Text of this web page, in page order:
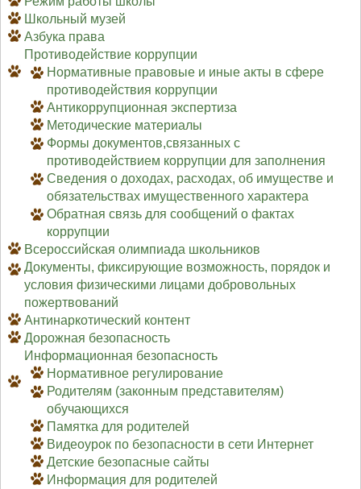
Школьный музей
Азбука права
Противодействие коррупции
Нормативные правовые и иные акты в сфере
противодействия коррупции
Антикоррупционная экспертиза
Методические материалы
Формы документов,связанных с
противодействием коррупции для заполнения
Сведения о доходах, расходах, об имуществе и
обязательствах имущественного характера
Обратная связь для сообщений о фактах
коррупции
Всероссийская олимпиада школьников
Документы, фиксирующие возможность, порядок и
условия физическими лицами добровольных
пожертвований
Антинаркотический контент
Дорожная безопасность
Информационная безопасность
Нормативное регулирование
Родителям (законным представителям)
обучающихся
Памятка для родителей
Видеоурок по безопасности в сети Интернет
Детские безопасные сайты
Информация для родителей